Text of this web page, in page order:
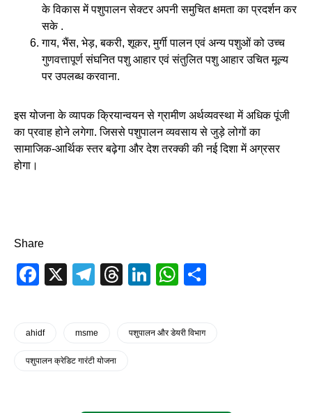
के विकास में पशुपालन सेक्टर अपनी समुचित क्षमता का प्रदर्शन कर
सके .
गाय, भैंस, भेड़, बकरी, शूकर, मुर्गी पालन एवं अन्य पशुओं को उच्च
गुणवत्तापूर्ण संघनित पशु आहार एवं संतुलित पशु आहार उचित मूल्य
पर उपलब्ध करवाना.
इस योजना के व्यापक क्रियान्वयन से ग्रामीण अर्थव्यवस्था में अधिक पूंजी
का प्रवाह होने लगेगा. जिससे पशुपालन व्यवसाय से जुड़े लोगों का
सामाजिक-आर्थिक स्तर बढ़ेगा और देश तरक्की की नई दिशा में अग्रसर
होगा।
Share
Facebook
X Telegram
Threads
LinkedIn
WhatsApp
ahidf msme पशुपालन और डेयरी विभाग
पशुपालन क्रेडिट गारंटी योजना